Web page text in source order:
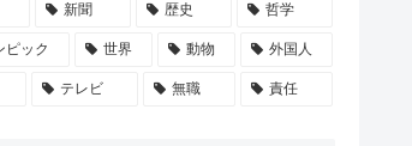
新聞 歴史 哲学
ピック 世界 動物 外国人
テレビ 無職 責任